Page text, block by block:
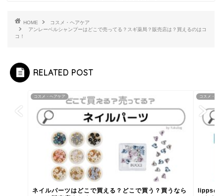
HOME
コスメ・ヘアケア
アンレーベルシャンプーはどこで売ってる？スギ薬局？販売店は？買えるのはコ
コ！
RELATED POST
コスメ・ヘアケア
ネイルパーツはどこで買える？どこで買う？買うなら
コスメ・ヘ
lippsの